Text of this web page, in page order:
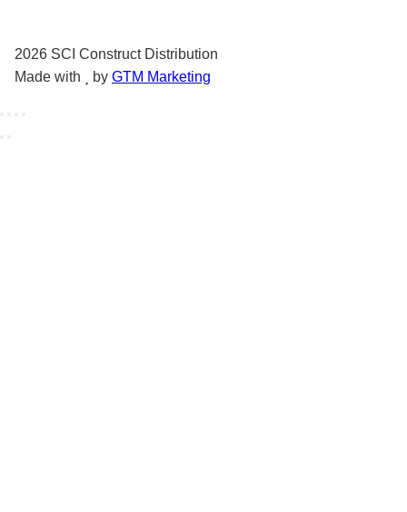
2026 SCI Construct Distribution
Made with
by GTM Marketing